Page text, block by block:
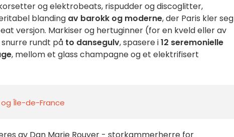
og elektrobeats, rispudder og discoglitter,
blanding av barokk og moderne, der Paris kler seg
versjon. Markiser og hertuginner (for en kveld eller av
rundt på to dansegulv, spasere i12 seremonielle
, mellom et glass champagne og et elektrifisert
og Île-de-France